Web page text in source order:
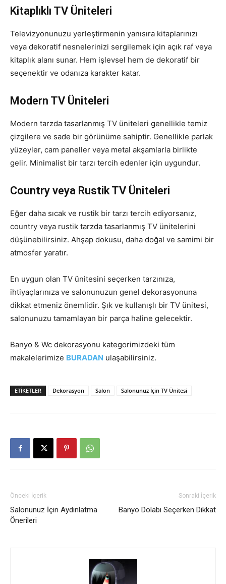
Kitaplıklı TV Üniteleri
Televizyonunuzu yerleştirmenin yanısıra kitaplarınızı
veya dekoratif nesnelerinizi sergilemek için açık raf veya
kitaplık alanı sunar. Hem işlevsel hem de dekoratif bir
seçenektir ve odanıza karakter katar.
Modern TV Üniteleri
Modern tarzda tasarlanmış TV üniteleri genellikle temiz
çizgilere ve sade bir görünüme sahiptir. Genellikle parlak
yüzeyler, cam paneller veya metal akşamlarla birlikte
gelir. Minimalist bir tarzı tercih edenler için uygundur.
Country veya Rustik TV Üniteleri
Eğer daha sıcak ve rustik bir tarzı tercih ediyorsanız,
country veya rustik tarzda tasarlanmış TV ünitelerini
düşünebilirsiniz. Ahşap dokusu, daha doğal ve samimi bir
atmosfer yaratır.
En uygun olan TV ünitesini seçerken tarzınıza,
ihtiyaçlarınıza ve salonunuzun genel dekorasyonuna
dikkat etmeniz önemlidir. Şık ve kullanışlı bir TV ünitesi,
salonunuzu tamamlayan bir parça haline gelecektir.
Banyo & Wc dekorasyonu kategorimizdeki tüm
makalelerimize BURADAN ulaşabilirsiniz.
ETIKETLER Dekorasyon Salon Salonunuz İçin TV Ünitesi
Önceki İçerik
Salonunuz İçin Aydınlatma
Önerileri
Sonraki İçerik
Banyo Dolabı Seçerken Dikkat